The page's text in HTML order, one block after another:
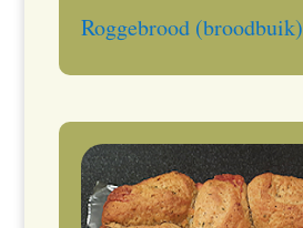
Roggebrood (broodbuik)